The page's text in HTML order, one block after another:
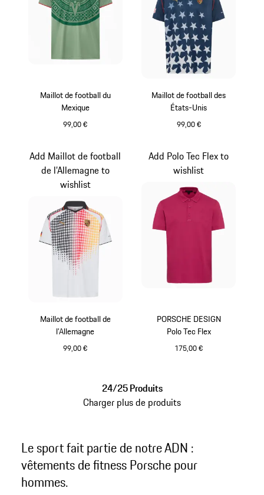
Maillot de football du
Mexique
99,00 €
Maillot de football des
États-Unis
99,00 €
Maillot de football de
l’Allemagne
99,00 €
Add Maillot de football
de l’Allemagne to
wishlist
PORSCHE DESIGN
Polo Tec Flex
175,00 €
Add Polo Tec Flex to
wishlist
24/25 Produits
Charger plus de produits
Le sport fait partie de notre ADN :
vêtements de fitness Porsche pour
hommes.